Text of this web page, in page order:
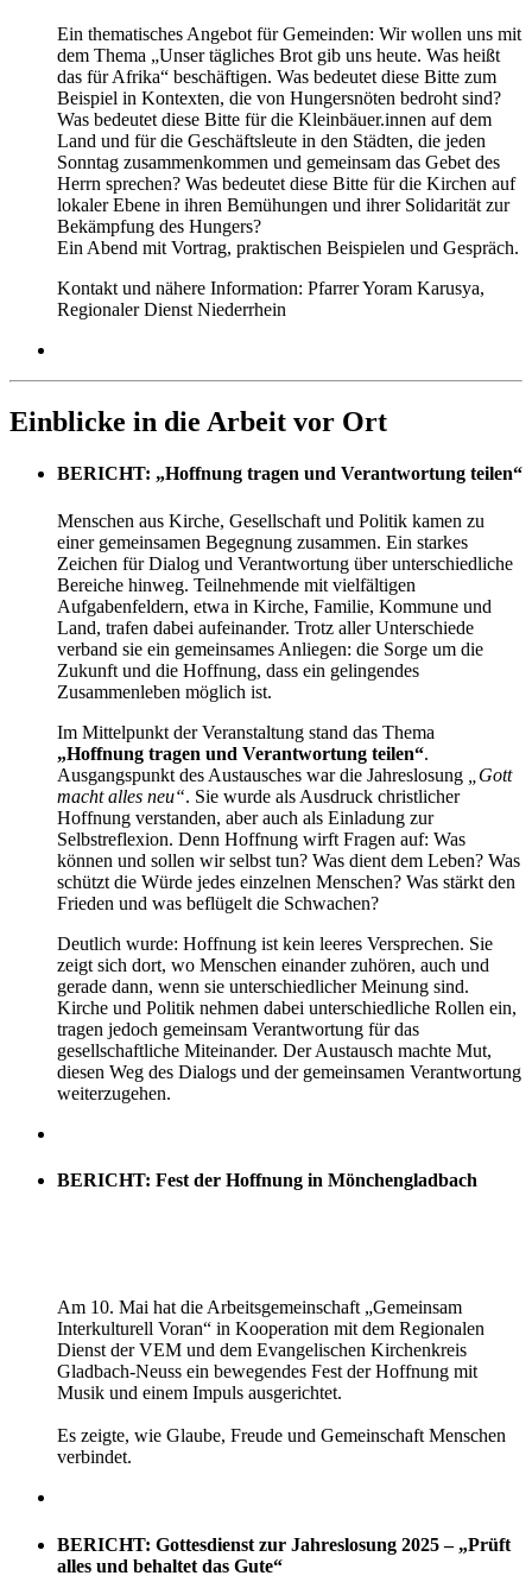
Ein thematisches Angebot für Gemeinden: Wir wollen uns mit
dem Thema „Unser tägliches Brot gib uns heute. Was heißt
das für Afrika“ beschäftigen. Was bedeutet diese Bitte zum
Beispiel in Kontexten, die von Hungersnöten bedroht sind?
Was bedeutet diese Bitte für die Kleinbäuer.innen auf dem
Land und für die Geschäftsleute in den Städten, die jeden
Sonntag zusammenkommen und gemeinsam das Gebet des
Herrn sprechen? Was bedeutet diese Bitte für die Kirchen auf
lokaler Ebene in ihren Bemühungen und ihrer Solidarität zur
Bekämpfung des Hungers?
Ein Abend mit Vortrag, praktischen Beispielen und Gespräch.
Kontakt und nähere Information: Pfarrer Yoram Karusya,
Regionaler Dienst Niederrhein
Einblicke in die Arbeit vor Ort
BERICHT: „Hoffnung tragen und Verantwortung teilen“
Menschen aus Kirche, Gesellschaft und Politik kamen zu
einer gemeinsamen Begegnung zusammen. Ein starkes
Zeichen für Dialog und Verantwortung über unterschiedliche
Bereiche hinweg. Teilnehmende mit vielfältigen
Aufgabenfeldern, etwa in Kirche, Familie, Kommune und
Land, trafen dabei aufeinander. Trotz aller Unterschiede
verband sie ein gemeinsames Anliegen: die Sorge um die
Zukunft und die Hoffnung, dass ein gelingendes
Zusammenleben möglich ist.
Im Mittelpunkt der Veranstaltung stand das Thema
„Hoffnung tragen und Verantwortung teilen“.
Ausgangspunkt des Austausches war die Jahreslosung
„Gott
macht alles neu“. Sie wurde als Ausdruck christlicher
Hoffnung verstanden, aber auch als Einladung zur
Selbstreflexion. Denn Hoffnung wirft Fragen auf: Was
können und sollen wir selbst tun? Was dient dem Leben? Was
schützt die Würde jedes einzelnen Menschen? Was stärkt den
Frieden und was beflügelt die Schwachen?
Deutlich wurde: Hoffnung ist kein leeres Versprechen. Sie
zeigt sich dort, wo Menschen einander zuhören, auch und
gerade dann, wenn sie unterschiedlicher Meinung sind.
Kirche und Politik nehmen dabei unterschiedliche Rollen ein,
tragen jedoch gemeinsam Verantwortung für das
gesellschaftliche Miteinander. Der Austausch machte Mut,
diesen Weg des Dialogs und der gemeinsamen Verantwortung
weiterzugehen.
BERICHT: Fest der Hoffnung in Mönchengladbach
Am 10. Mai hat die Arbeitsgemeinschaft „Gemeinsam
Interkulturell Voran“ in Kooperation mit dem Regionalen
Dienst der VEM und dem Evangelischen Kirchenkreis
Gladbach-Neuss ein bewegendes Fest der Hoffnung mit
Musik und einem Impuls ausgerichtet.
Es zeigte, wie Glaube, Freude und Gemeinschaft Menschen
verbindet.
BERICHT: Gottesdienst zur Jahreslosung 2025 – „Prüft
alles und behaltet das Gute“